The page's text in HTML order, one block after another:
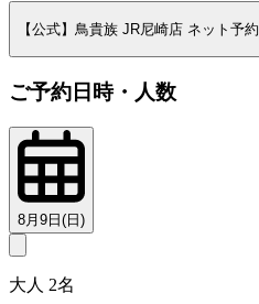
【公式】鳥貴族 JR尼崎店 ネット予約
ご予約日時・人数
8月9日(日)
大人 2名